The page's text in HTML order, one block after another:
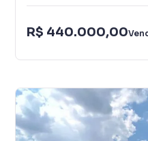
R$ 440.000,00